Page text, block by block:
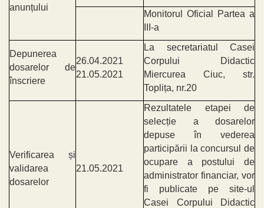
anunțului
Monitorul Oficial Partea a
III-a
Depunerea
dosarelor de
înscriere
26.04.2021
21.05.2021
La secretariatul Casei
Corpului Didactic
Miercurea Ciuc, str.
Toplița, nr.20
Verificarea și
validarea
dosarelor
21.05.2021
Rezultatele etapei de
selecție a dosarelor
depuse în vederea
participării la concursul de
ocupare a postului de
administrator financiar, vor
fi publicate pe site-ul
Casei Corpului Didactic